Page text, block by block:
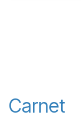
Carnet